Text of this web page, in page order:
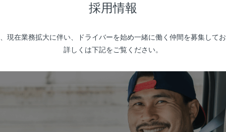
採用情報
現在業務拡大に伴い、ドライバーを始め一緒に働く仲間を募集して
詳しくは下記をご覧ください。